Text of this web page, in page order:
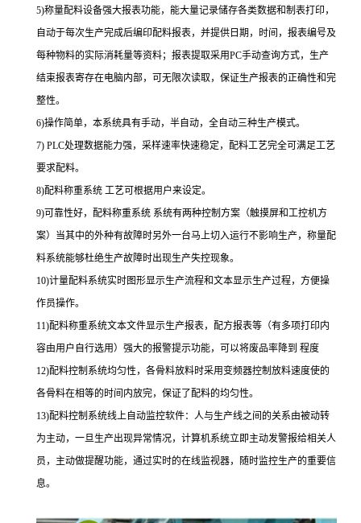
5)称量配料设备强大报表功能，能大量记录储存各类数据和制表打印，
自动于每次生产完成后编印配料报表，并提供日期，时间，报表编号及
每种物料的实际消耗量等资料；报表提取采用PC手动查询方式，生产
结束报表寄存在电脑内部，可无限次读取，保证生产报表的正确性和完
整性。
6)操作简单，本系统具有手动，半自动，全自动三种生产模式。
7) PLC处理数据能力强，采样速率快速稳定，配料工艺完全可满足工艺
要求配料。
8)配料称重系统 工艺可根据用户来设定。
9)可靠性好，配料称重系统 系统有两种控制方案（触摸屏和工控机方
案）当其中的外种有故障时另外一台马上切入运行不影响生产，称量配
料系统能够杜绝生产故障时出现生产失控现象。
10)计量配料系统实时图形显示生产流程和文本显示生产过程，方便操
作员操作。
11)配料称重系统文本文件显示生产报表，配方报表等（有多项打印内
容由用户自行选用）强大的报警提示功能，可以将废品率降到 程度
12)配料控制系统均匀性，各骨料放料时采用变频器控制放料速度使的
各骨料在相等的时间内放完，保证了配料的均匀性。
13)配料控制系统线上自动监控软件：人与生产线之间的关系由被动转
为主动，一旦生产出现异常情况，计算机系统立即主动发警报给相关人
员，主动做提醒功能，通过实时的在线监视器，随时监控生产的重要信
息。